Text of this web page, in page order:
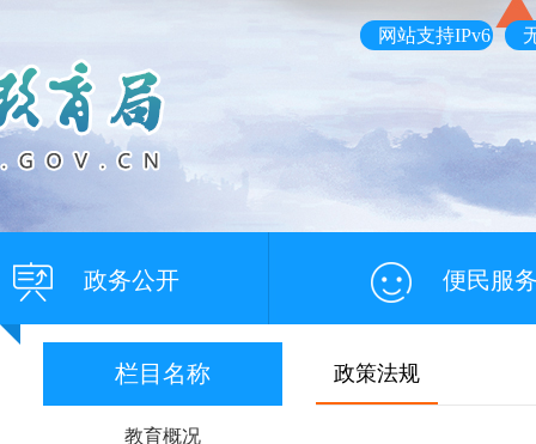
网站支持IPv6
政务公开 便民服
栏目名称
教育概况
政策法规